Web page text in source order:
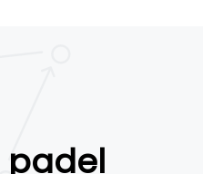
padel